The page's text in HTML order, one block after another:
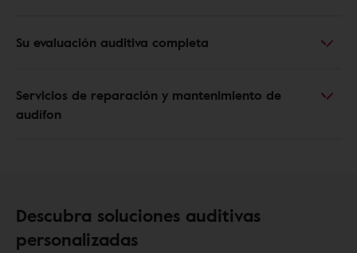
Su evaluación auditiva completa
Servicios de reparación y mantenimiento de
audífon
Descubra soluciones auditivas
personalizadas